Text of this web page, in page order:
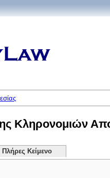
Κληρονομιών
Πλήρες Κείμενο